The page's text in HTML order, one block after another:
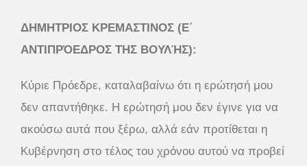
ΔΗΜΗΤΡΙΟΣ ΚΡΕΜΑΣΤΙΝΟΣ (Ε΄
ΑΝΤΙΠΡΌΕΔΡΟΣ ΤΗΣ ΒΟΥΛΉΣ):
Κύριε Πρόεδρε, καταλαβαίνω ότι η ερώτησή μου
δεν απαντήθηκε. Η ερώτησή μου δεν έγινε για να
ακούσω αυτά που ξέρω, αλλά εάν προτίθεται η
Κυβέρνηση στο τέλος του χρόνου αυτού να προβεί